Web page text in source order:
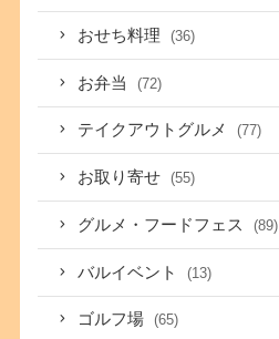
おせち料理 (36)
お弁当 (72)
テイクアウトグルメ (77)
お取り寄せ (55)
グルメ・フードフェス (89)
バルイベント (13)
ゴルフ場 (65)